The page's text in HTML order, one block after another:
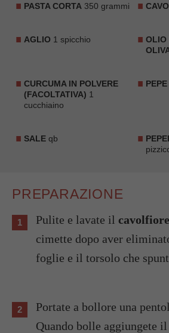
PASTA CORTA 350 grammi
AGLIO 1 spicchio
OLIO
CURCUMA IN POLVERE
(FACOLTATIVA) 1
cucchiaino
SALE qb
PREPARAZIONE
Pulite e lavate il cavolfiore
cimette dopo aver
foglie e il torsolo che
Portate a bollore una pentola con dell'acqua.
Quando bolle aggiungete il